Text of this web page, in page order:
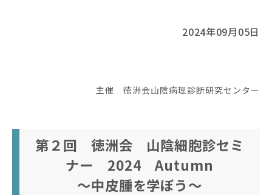
2024年09月05日
主催 徳洲会山陰病理診断研究センター
第２回 徳洲会 山陰細胞診セミ
ナー 2024 Autumn
～中皮腫を学ぼう～